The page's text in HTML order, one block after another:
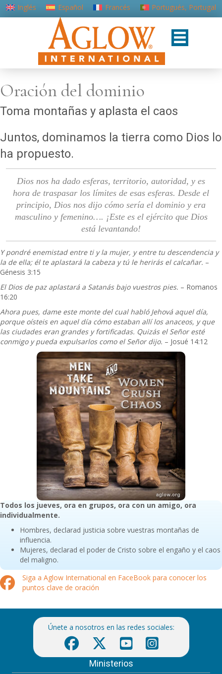
Inglés Español Francés Portugués, Portugal
Oración del dominio
Toma montañas y aplasta el caos
Juntos, dominamos la tierra como Dios lo
ha propuesto.
Dios nos ha dado esferas, territorio, autoridad, y es
hora de traspasar los límites de esas esferas. Desde el
principio, Dios nos dijo cómo sería el dominio y era
masculino y femenino…. ¡Este es el ejército que Dios
está levantando!
Y pondré enemistad entre ti y la mujer, y entre tu descendencia y
la de ella; él te aplastará la cabeza y tú le herirás el calcañar. –
Génesis 3:15
El Dios de paz aplastará a Satanás bajo vuestros pies. – Romanos
16:20
Ahora pues, dame este monte del cual habló Jehová aquel día,
porque oísteis en aquel día cómo estaban allí los anaceos, y que
las ciudades eran grandes y fortificadas. Quizás el Señor esté
conmigo y pueda expulsarlos como el Señor dijo. – Josué 14:12
Todos los jueves, ora en grupos, ora con un amigo, ora
individualmente.
Hombres, declarad justicia sobre vuestras montañas de
influencia.
Mujeres, declarad el poder de Cristo sobre el engaño y el caos
del maligno.
Siga a Aglow International en FaceBook para conocer los
puntos clave de oración
Únete a nosotros en las redes sociales:
Ministerios